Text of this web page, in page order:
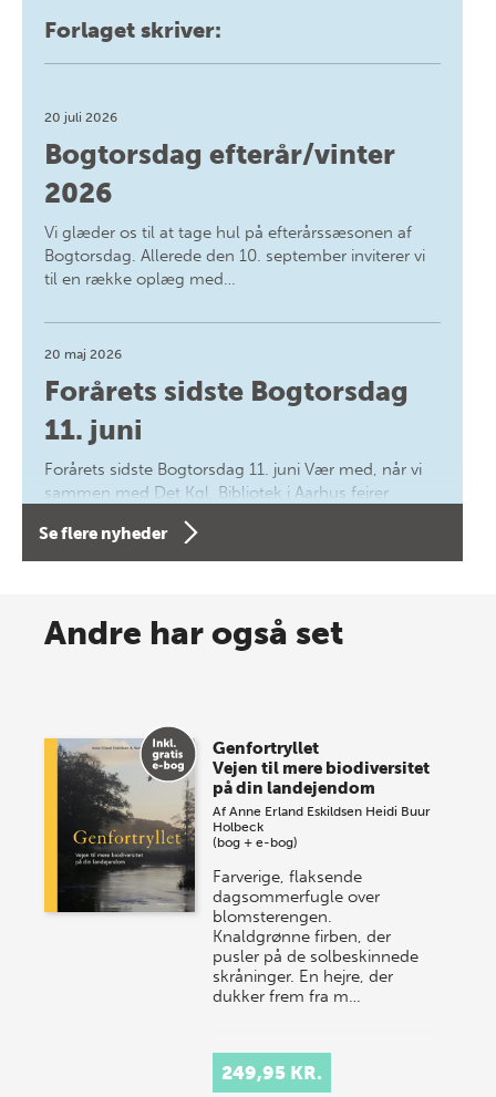
Forlaget skriver:
20 juli 2026
Bogtorsdag efterår/vinter
2026
Vi glæder os til at tage hul på efterårssæsonen af
Bogtorsdag. Allerede den 10. september inviterer vi
til en række oplæg med…
20 maj 2026
Forårets sidste Bogtorsdag
11. juni
Forårets sidste Bogtorsdag 11. juni Vær med, når vi
sammen med Det Kgl. Bibliotek i Aarhus fejrer
forfatterne bag vores nyes…
Spar op til 70% til sommer-
store sommer-lagersalg, så sæt kryds i kalenderen
onsdag den 10. j…
Se flere nyheder
Andre har også set
Genfortryllet
Vejen til mere biodiversitet
på din landejendom
AfAnne Erland Eskildsen Heidi Buur
Holbeck
(bog + e-bog)
Farverige, flaksende
dagsommerfugle over
blomsterengen.
Knaldgrønne firben, der
pusler på de solbeskinnede
skråninger. En hejre, der
dukker frem fra m…
249,95 KR.